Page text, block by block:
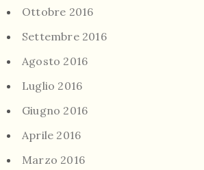
Ottobre 2016
Settembre 2016
Agosto 2016
Luglio 2016
Giugno 2016
Aprile 2016
Marzo 2016